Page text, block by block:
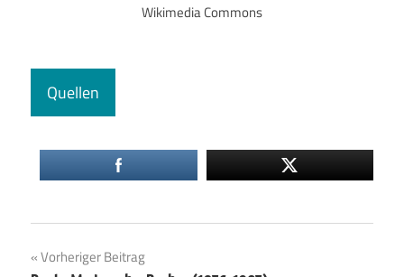
Wikimedia Commons
Quellen
Beitragsnavigation
Vorheriger Beitrag